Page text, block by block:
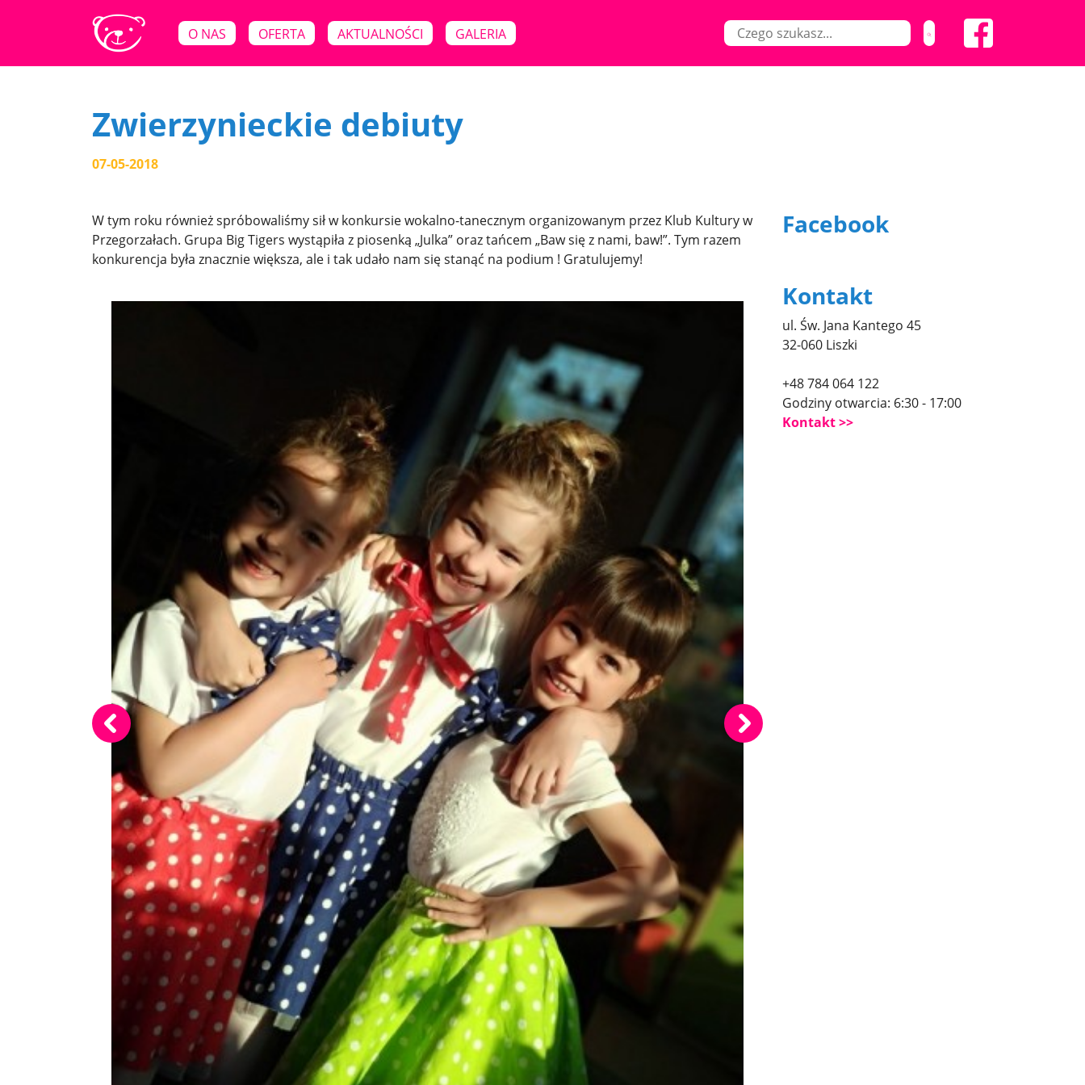
O NAS OFERTA AKTUALNOŚCI GALERIA
Zwierzynieckie debiuty
07-05-2018
W tym roku również spróbowaliśmy sił w konkursie wokalno-tanecznym organizowanym przez Klub Kultury w
Przegorzałach. Grupa Big Tigers wystąpiła z piosenką „Julka” oraz tańcem „Baw się z nami, baw!”. Tym razem
konkurencja była znacznie większa, ale i tak udało nam się stanąć na podium ! Gratulujemy!
Facebook
Kontakt
ul. Św. Jana Kantego 45
32-060 Liszki
+48 784 064 122
Godziny otwarcia: 6:30 - 17:00
Kontakt